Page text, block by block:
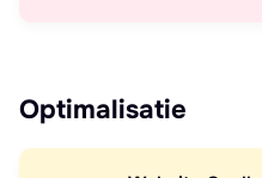
Optimalisatie